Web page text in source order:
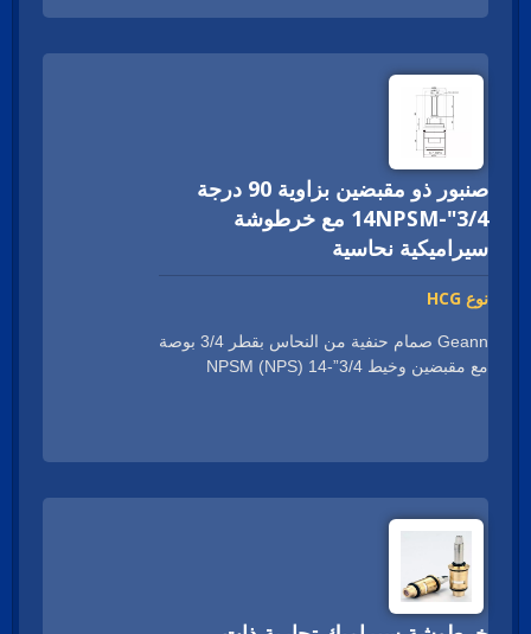
خراطيش Geann والمحولات بشهادات عالمية
الحصول على شهادة المنتج بسرعة وبسهولة
لتناسب بشكل أفضل أجسام ومقابض صنابيرك
الحالية أو الصنابير التي تعتزم تطويرها.
صنبور ذو مقبضين بزاوية 90 درجة
3/4"-14NPSM مع خرطوشة
سيراميكية نحاسية
نوع HCG
Geann صمام حنفية من النحاس بقطر 3/4 بوصة
مع مقبضين وخيط 3/4”-14 NPSM (NPS)
التصنيع على جسم الصمام، ستتناسب كارتشريدج
3/4 بوصة تمامًا مع جسم الصمام الحالي الخاص
الحنفية ذو المقبضين والصدفة النحاسية بقطر
3/4 بوصة يحمل شهادات عالمية، ولا داعي للقلق
بشأن الامتثال. بفضل خبرتها الطويلة في الحصول